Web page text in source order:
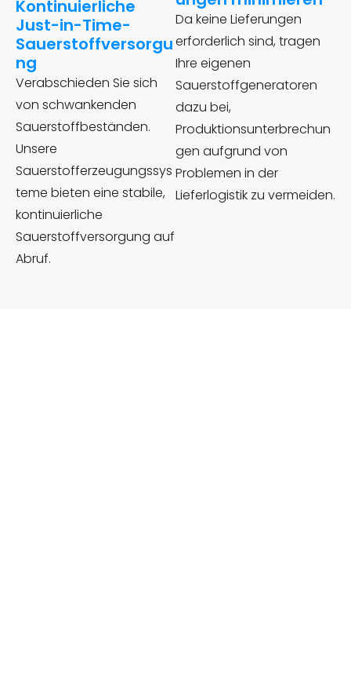
Kontinuierliche
Just-in-Time-
Sauerstoffversorgu
ng
Verabschieden Sie sich
von schwankenden
Sauerstoffbeständen.
Unsere
Sauerstofferzeugungssys
teme bieten eine stabile,
kontinuierliche
Sauerstoffversorgung auf
Abruf.
Da keine Lieferungen
erforderlich sind, tragen
Ihre eigenen
Sauerstoffgeneratoren
dazu bei,
Produktionsunterbrechun
gen aufgrund von
Problemen in der
Lieferlogistik zu vermeiden.